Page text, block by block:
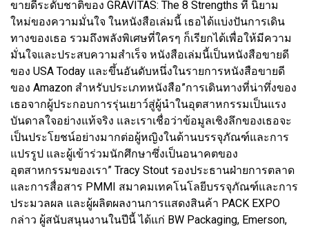
ขายดีระดับชาติของ GRAVITAS: The 8 Strengths ที่ นิยาม
ใหม่ของความมั่นใจ ในหนังสือเล่มนี้ เธอได้แบ่งปันการเดิน
ทางของเธอ รวมถึงพลังพิเศษที่ใครๆ ก็เรียกได้เพื่อให้มีความ
มั่นใจและประสบความสำเร็จ หนังสือเล่มนี้เป็นหนังสือขายดี
ของ USA Today และขึ้นอันดับหนึ่งในรายการหนังสือขายดี
ของ Amazon สำหรับประเภทหนังสือ”การเดินทางที่น่าทึ่งของ
เธอจากผู้ประกอบการรุ่นเยาว์สู่ผู้นำในอุตสาหกรรมเป็นแรง
บันดาลใจอย่างแท้จริง และเราเชื่อว่าข้อมูลเชิงลึกของเธอจะ
เป็นประโยชน์อย่างมากต่อผู้หญิงในด้านบรรจุภัณฑ์และการ
แปรรูป และผู้เข้าร่วมนักศึกษาซึ่งเป็นอนาคตของ
อุตสาหกรรมของเรา” Tracy Stout รองประธานฝ่ายการตลาด
และการสื่อสาร PMMI สมาคมเทคโนโลยีบรรจุภัณฑ์และการ
ประมวลผล และผู้ผลิตผลงานการแสดงสินค้า PACK EXPO
กล่าว ผู้สนับสนุนงานในปีนี้ ได้แก่ BW Packaging, Emerson,